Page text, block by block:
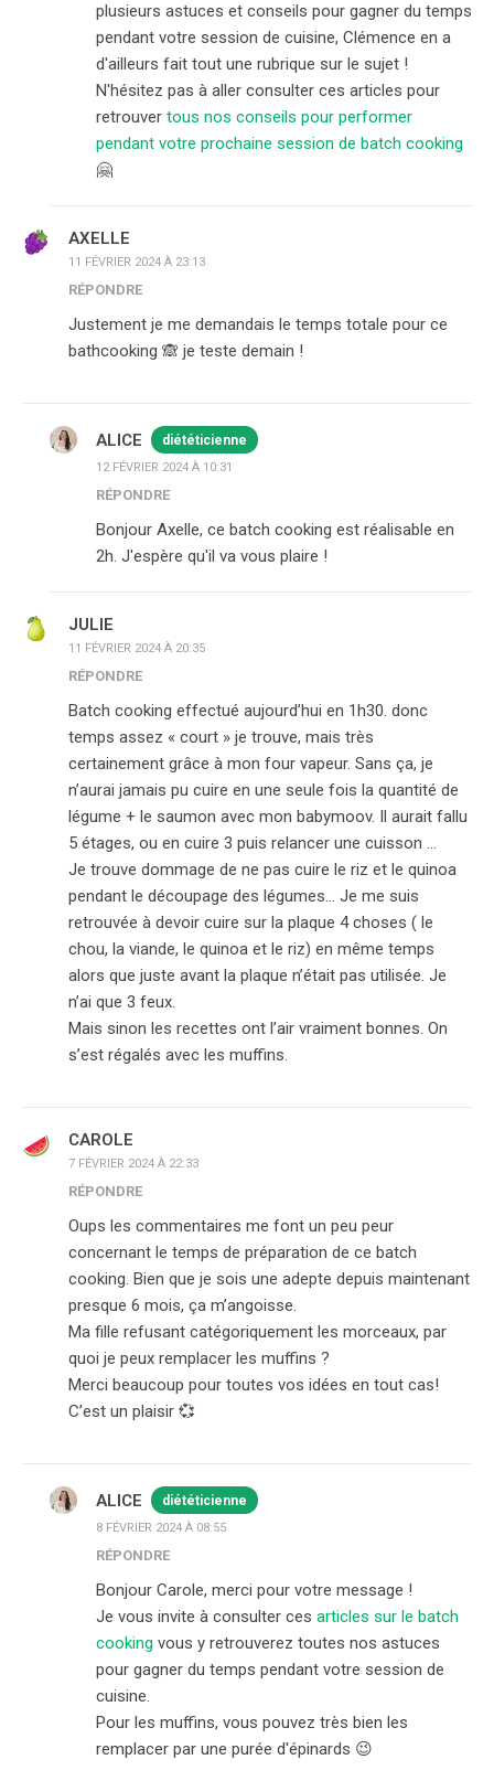
plusieurs astuces et conseils pour gagner du temps
pendant votre session de cuisine, Clémence en a
d'ailleurs fait tout une rubrique sur le sujet !
N'hésitez pas à aller consulter ces articles pour
retrouver tous nos conseils pour performer
pendant votre prochaine session de batch cooking
🤗
AXELLE
11 FÉVRIER 2024 À 23:13
RÉPONDRE
Justement je me demandais le temps totale pour ce
bathcooking 🙈 je teste demain !
ALICE diététicienne
12 FÉVRIER 2024 À 10:31
RÉPONDRE
Bonjour Axelle, ce batch cooking est réalisable en
2h. J'espère qu'il va vous plaire !
JULIE
11 FÉVRIER 2024 À 20:35
RÉPONDRE
Batch cooking effectué aujourd’hui en 1h30. donc
temps assez « court » je trouve, mais très
certainement grâce à mon four vapeur. Sans ça, je
n’aurai jamais pu cuire en une seule fois la quantité de
légume + le saumon avec mon babymoov. Il aurait fallu
5 étages, ou en cuire 3 puis relancer une cuisson …
Je trouve dommage de ne pas cuire le riz et le quinoa
pendant le découpage des légumes… Je me suis
retrouvée à devoir cuire sur la plaque 4 choses ( le
chou, la viande, le quinoa et le riz) en même temps
alors que juste avant la plaque n’était pas utilisée. Je
n’ai que 3 feux.
Mais sinon les recettes ont l’air vraiment bonnes. On
s’est régalés avec les muffins.
CAROLE
7 FÉVRIER 2024 À 22:33
RÉPONDRE
Oups les commentaires me font un peu peur
concernant le temps de préparation de ce batch
cooking. Bien que je sois une adepte depuis maintenant
presque 6 mois, ça m’angoisse.
Ma fille refusant catégoriquement les morceaux, par
quoi je peux remplacer les muffins ?
Merci beaucoup pour toutes vos idées en tout cas!
C’est un plaisir 💞
ALICE diététicienne
8 FÉVRIER 2024 À 08:55
RÉPONDRE
Bonjour Carole, merci pour votre message !
Je vous invite à consulter ces articles sur le batch
cooking vous y retrouverez toutes nos astuces
pour gagner du temps pendant votre session de
cuisine.
Pour les muffins, vous pouvez très bien les
remplacer par une purée d'épinards 😉